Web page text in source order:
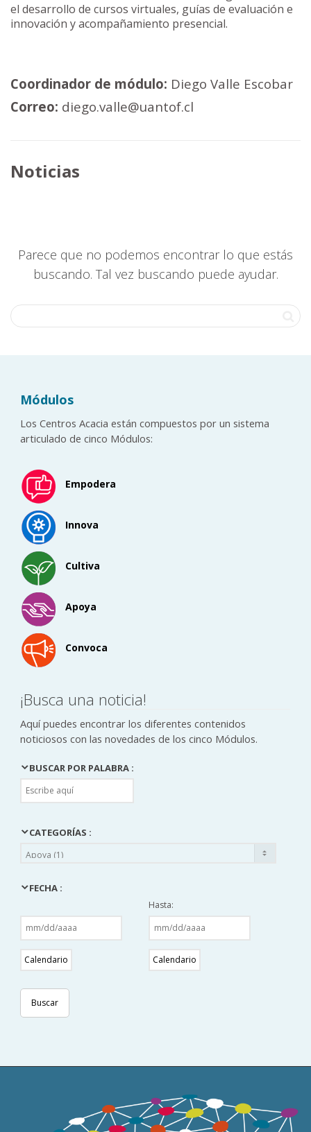
el desarrollo de cursos virtuales, guías de evaluación e
innovación y acompañamiento presencial.
Coordinador de módulo: Diego Valle Escobar
Correo: diego.valle@uantof.cl
Noticias
Parece que no podemos encontrar lo que estás
buscando. Tal vez buscando puede ayudar.
Módulos
Los Centros Acacia están compuestos por un sistema
articulado de cinco Módulos:
Empodera
Innova
Cultiva
Apoya
Convoca
¡Busca una noticia!
Aquí puedes encontrar los diferentes contenidos
noticiosos con las novedades de los cinco Módulos.
BUSCAR POR PALABRA :
CATEGORÍAS :
FECHA :
Calendario
Hasta:
Calendario
Buscar